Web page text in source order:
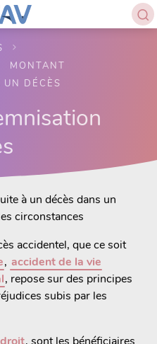
MONTANT
DÉCÈS
à un décès dans un
circonstances
accidentel, que ce soit
, accident de la vie
, repose sur des principes
subis par les